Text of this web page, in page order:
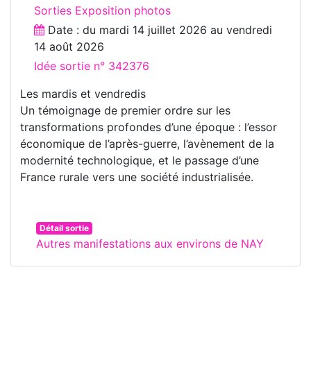
Sorties Exposition photos
Date : du mardi 14 juillet 2026 au vendredi
14 août 2026
Idée sortie n° 342376
Les mardis et vendredis
Un témoignage de premier ordre sur les
transformations profondes d’une époque : l’essor
économique de l’après-guerre, l’avènement de la
modernité technologique, et le passage d’une
France rurale vers une société industrialisée.
Détail sortie
Autres manifestations aux environs de NAY